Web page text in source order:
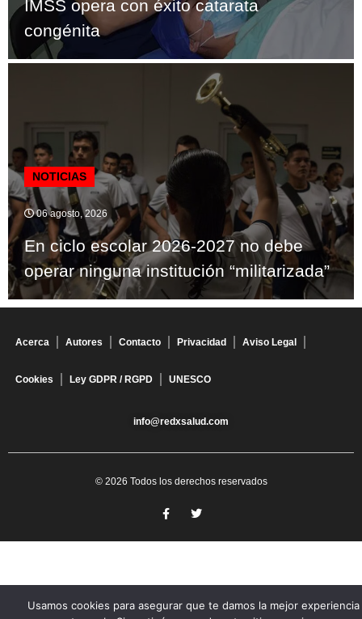
IMSS opera con éxito catarata
congénita
NOTICIAS
06 agosto, 2026
En ciclo escolar 2026-2027 no debe
operar ninguna institución “militarizada”
Acerca Autores Contacto Privacidad Aviso Legal
Cookies Ley GDPR / RGPD UNESCO
info@redxsalud.com
© 2026 Todos los derechos reservados
Usamos cookies para asegurar que te damos la mejor experiencia